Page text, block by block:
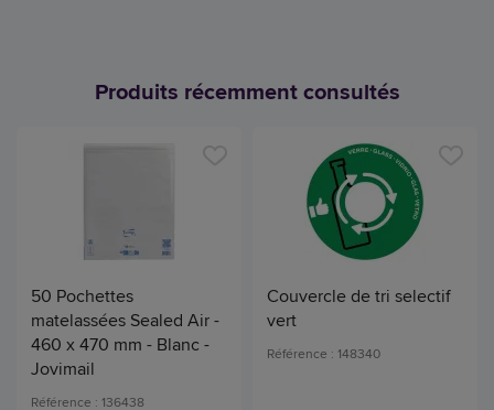
Produits récemment consultés
50 Pochettes
matelassées Sealed Air -
460 x 470 mm - Blanc -
Jovimail
Référence : 136438
Couvercle de tri selectif
vert
Référence : 148340